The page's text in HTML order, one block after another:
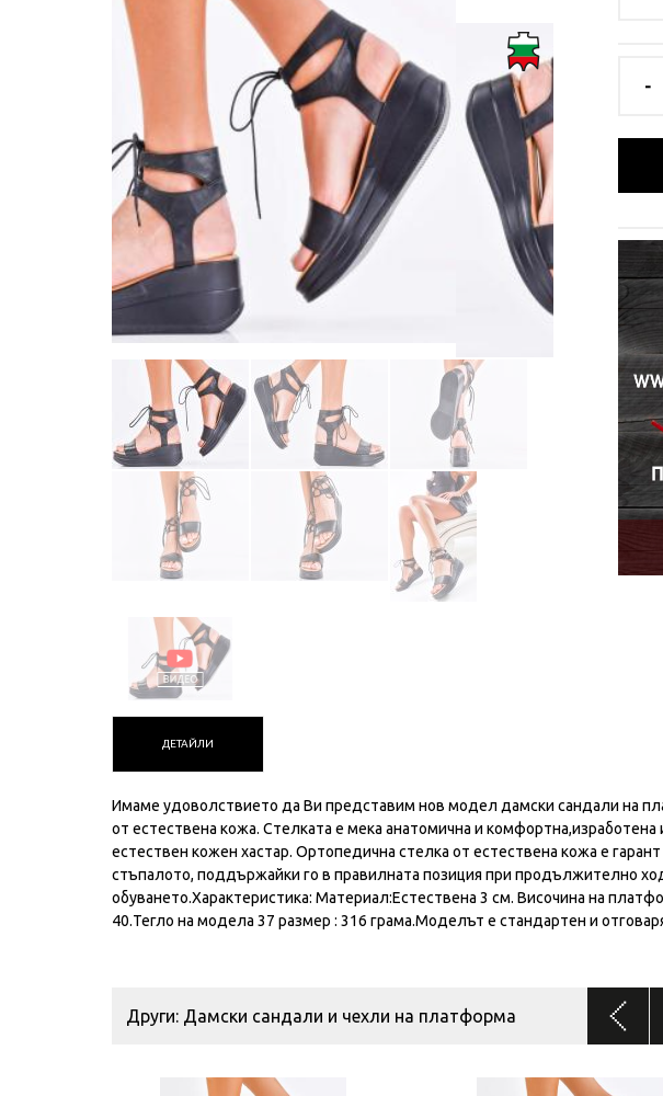
ДЕТАЙЛИ
Имаме удоволствието да Ви представим нов модел дамски сандали на
от естествена кожа. Стелката е мека анатомична и
естествен кожен хастар. Ортопедична стелка от естествена кожа е
стъпалото, поддържайки го в правилната позиция при продължително
обуването.Характеристика: Материал:Естествена 3 см. Височина на
40.Тегло на модела 37 размер : 316 грама.Моделът е стандартен и
Други: Дамски сандали и чехли на платформа